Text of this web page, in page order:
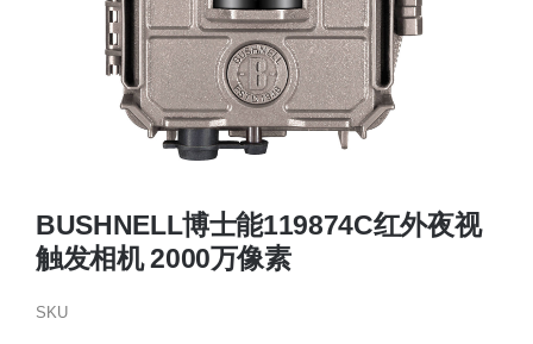
BUSHNELL博士能119874C红外夜视
触发相机 2000万像素
SKU